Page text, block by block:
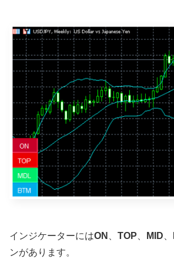
インジケーターにはON TOP MID
ンがあります。